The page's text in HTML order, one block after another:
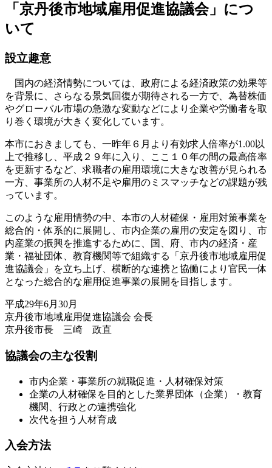
「京丹後市地域雇用促進協議会」につ
いて
設立趣意
国内の経済情勢については、政府による経済政策の効果等
を背景に、さらなる景気回復が期待される一方で、為替株価
やグローバル市場の急激な変動などにより企業や労働者を取
り巻く環境が大きく変化しています。
本市におきましても、一昨年６月より有効求人倍率が1.00以
上で推移し、平成２９年に入り、ここ１０年の間の最高倍率
を更新するなど、求職者の雇用環境に大きな改善が見られる
一方、事業所の人材不足や雇用のミスマッチなどの課題が残
っています。
このような雇用情勢の中、本市の人材確保・雇用対策事業を
総合的・体系的に展開し、市内企業の雇用の安定を図り、市
内産業の振興を推進するために、国、府、市内の経済・産
業・福祉団体、教育機関等で組織する「京丹後市地域雇用促
進協議会」を立ち上げ、横断的な連携と協働により官民一体
となった総合的な雇用促進事業の展開を目指します。
平成29年6月30月
京丹後市地域雇用促進協議会 会長
京丹後市長 三崎 政直
協議会の主な役割
市内企業・事業所の就職促進・人材確保対策
企業の人材確保を目的とした業界団体（企業）・教育
機関、行政との連携強化
次代を担う人材育成
入会方法